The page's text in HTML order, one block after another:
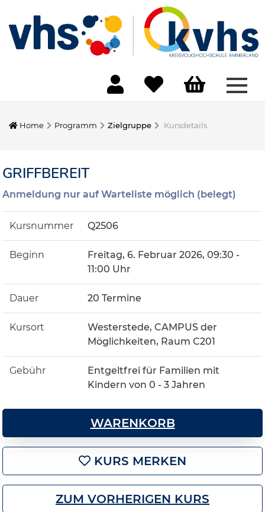
Home Programm Zielgruppe Kursdetails
GRIFFBEREIT
Anmeldung nur auf Warteliste möglich (belegt)
Kursnummer Q2506
Beginn
Freitag, 6. Februar 2026, 09:30 -
11:00 Uhr
Dauer 20 Termine
Kursort
Westerstede, CAMPUS der
Möglichkeiten, Raum C201
Gebühr
Entgeltfrei für Familien mit
Kindern von 0 - 3 Jahren
WARENKORB
KURS MERKEN
ZUM VORHERIGEN KURS